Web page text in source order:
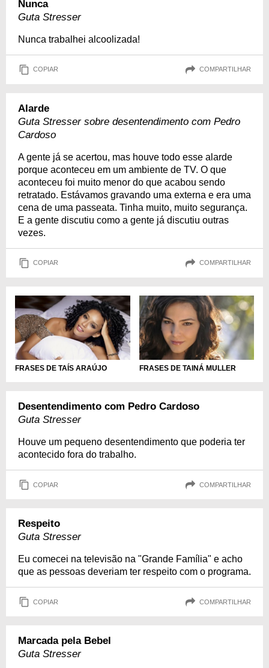
Nunca
Guta Stresser
Nunca trabalhei alcoolizada!
COPIAR COMPARTILHAR
Alarde
Guta Stresser sobre desentendimento com Pedro
Cardoso
A gente já se acertou, mas houve todo esse alarde
porque aconteceu em um ambiente de TV. O que
aconteceu foi muito menor do que acabou sendo
retratado. Estávamos gravando uma externa e era uma
cena de uma passeata. Tinha muito, muito segurança.
E a gente discutiu como a gente já discutiu outras
vezes.
COPIAR COMPARTILHAR
FRASES DE TAÍS ARAÚJO FRASES DE TAINÁ MULLER
Desentendimento com Pedro Cardoso
Guta Stresser
Houve um pequeno desentendimento que poderia ter
acontecido fora do trabalho.
COPIAR COMPARTILHAR
Respeito
Guta Stresser
Eu comecei na televisão na "Grande Família" e acho
que as pessoas deveriam ter respeito com o programa.
COPIAR COMPARTILHAR
Marcada pela Bebel
Guta Stresser